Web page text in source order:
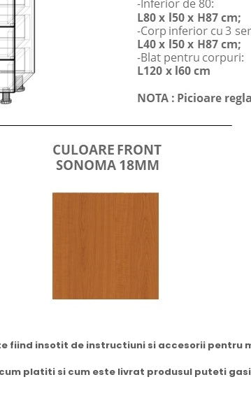
fiind insotit de instructiuni si accesorii pentru
platiti si cum este livrat produsul puteti